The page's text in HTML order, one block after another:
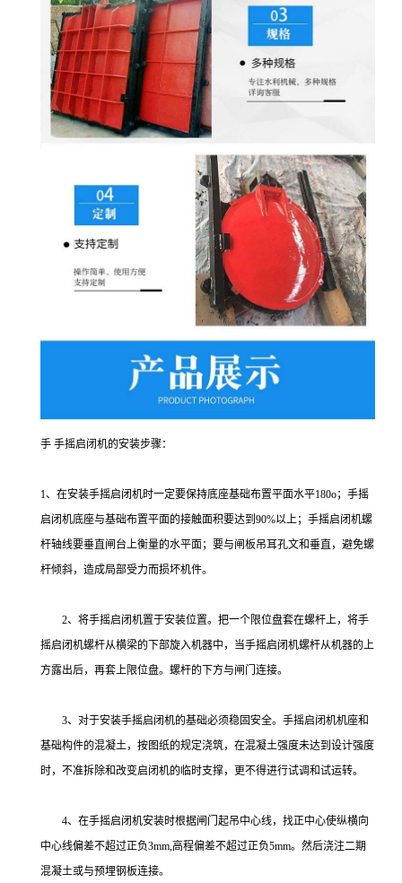
手 手摇启闭机的安装步骤：
1、在安装手摇启闭机时一定要保持底座基础布置平面水平180o；手摇
启闭机底座与基础布置平面的接触面积要达到90%以上；手摇启闭机螺
杆轴线要垂直闸台上衡量的水平面；要与闸板吊耳孔文和垂直，避免螺
杆倾斜，造成局部受力而损坏机件。
2、将手摇启闭机置于安装位置。把一个限位盘套在螺杆上，将手
摇启闭机螺杆从横梁的下部旋入机器中，当手摇启闭机螺杆从机器的上
方露出后，再套上限位盘。螺杆的下方与闸门连接。
3、对于安装手摇启闭机的基础必须稳固安全。手摇启闭机机座和
基础构件的混凝土，按图纸的规定浇筑，在混凝土强度未达到设计强度
时，不准拆除和改变启闭机的临时支撑，更不得进行试调和试运转。
4、在手摇启闭机安装时根据闸门起吊中心线，找正中心使纵横向
中心线偏差不超过正负3mm,高程偏差不超过正负5mm。然后浇注二期
混凝土或与预埋钢板连接。